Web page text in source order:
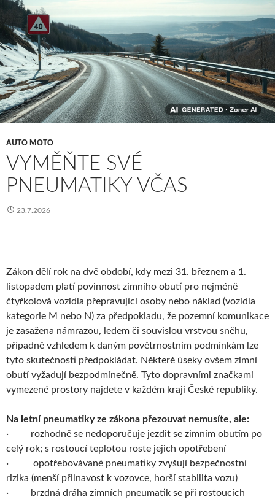
AUTO MOTO
VYMĚŇTE SVÉ
PNEUMATIKY VČAS
23.7.2026
Zákon dělí rok na dvě období, kdy mezi 31. březnem a 1.
listopadem platí povinnost zimního obutí pro nejméně
čtyřkolová vozidla přepravující osoby nebo náklad (vozidla
kategorie M nebo N) za předpokladu, že pozemní komunikace
je zasažena námrazou, ledem či souvislou vrstvou sněhu,
případně vzhledem k daným povětrnostním podmínkám lze
tyto skutečnosti předpokládat. Některé úseky ovšem zimní
obutí vyžadují bezpodmínečně. Tyto dopravními značkami
vymezené prostory najdete v každém kraji České republiky.
Na letní pneumatiky ze zákona přezouvat nemusíte, ale:
· rozhodně se nedoporučuje jezdit se zimním obutím po
celý rok; s rostoucí teplotou roste jejich opotřebení
· opotřebovávané pneumatiky zvyšují bezpečnostní
rizika (menší přilnavost k vozovce, horší stabilita vozu)
· brzdná dráha zimních pneumatik se při rostoucích